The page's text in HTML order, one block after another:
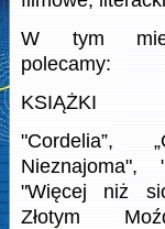
W tym
polecamy:
KSIĄŻKI
"Cordelia”,
Nieznajoma",
"Więcej niż
Złotym